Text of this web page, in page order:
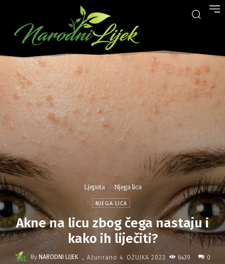
Ljepota Njega lica
NJEGA LICA
Akne na licu zbog čega nastaju i
kako ih liječiti?
By NARODNI LIJEK - Ažurirano 4. OŽUJKA 2023. 6439 0